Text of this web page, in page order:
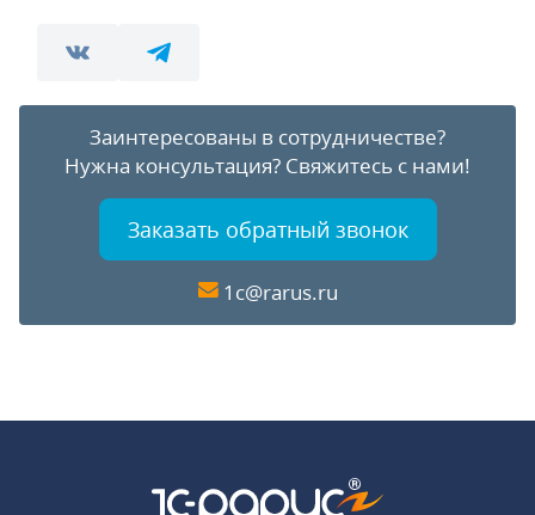
Заинтересованы в сотрудничестве?
Нужна консультация? Свяжитесь с нами!
Заказать обратный звонок
1c@rarus.ru